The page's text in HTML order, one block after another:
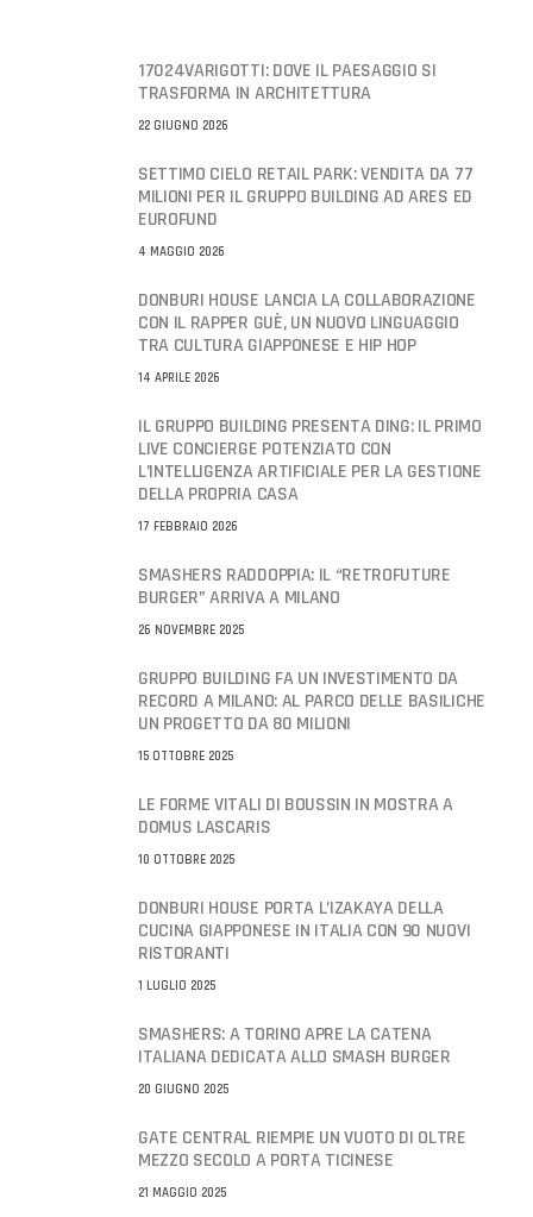
17024VARIGOTTI: DOVE IL PAESAGGIO SI
TRASFORMA IN ARCHITETTURA
22 GIUGNO 2026
SETTIMO CIELO RETAIL PARK: VENDITA DA 77
MILIONI PER IL GRUPPO BUILDING AD ARES ED
EUROFUND
4 MAGGIO 2026
DONBURI HOUSE LANCIA LA COLLABORAZIONE
CON IL RAPPER GUÈ, UN NUOVO LINGUAGGIO
TRA CULTURA GIAPPONESE E HIP HOP
14 APRILE 2026
IL GRUPPO BUILDING PRESENTA DING: IL PRIMO
LIVE CONCIERGE POTENZIATO CON
L’INTELLIGENZA ARTIFICIALE PER LA GESTIONE
DELLA PROPRIA CASA
17 FEBBRAIO 2026
SMASHERS RADDOPPIA: IL “RETROFUTURE
BURGER” ARRIVA A MILANO
26 NOVEMBRE 2025
GRUPPO BUILDING FA UN INVESTIMENTO DA
RECORD A MILANO: AL PARCO DELLE BASILICHE
UN PROGETTO DA 80 MILIONI
15 OTTOBRE 2025
LE FORME VITALI DI BOUSSIN IN MOSTRA A
DOMUS LASCARIS
10 OTTOBRE 2025
DONBURI HOUSE PORTA L’IZAKAYA DELLA
CUCINA GIAPPONESE IN ITALIA CON 90 NUOVI
RISTORANTI
1 LUGLIO 2025
SMASHERS: A TORINO APRE LA CATENA
ITALIANA DEDICATA ALLO SMASH BURGER
20 GIUGNO 2025
GATE CENTRAL RIEMPIE UN VUOTO DI OLTRE
MEZZO SECOLO A PORTA TICINESE
21 MAGGIO 2025